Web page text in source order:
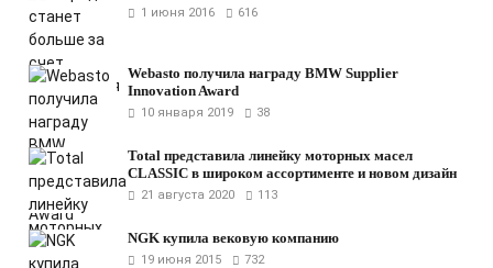
1 июня 2016 616
Webasto получила награду BMW Supplier
Innovation Award
10 января 2019 38
Total представила линейку моторных масел
CLASSIC в широком ассортименте и новом дизайн
21 августа 2020 113
NGK купила вековую компанию
19 июня 2015 732